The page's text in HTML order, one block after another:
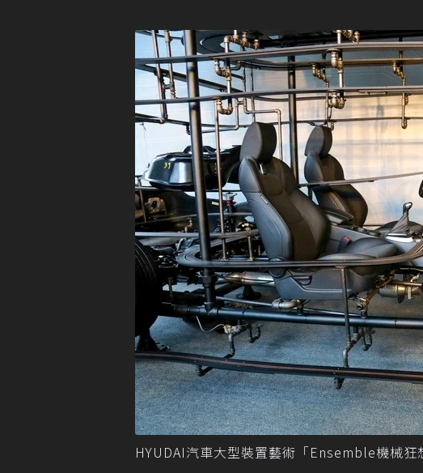
HYUDAI汽車大型裝置藝術「Ensemble機械狂